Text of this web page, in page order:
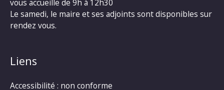
vous accueille de 9h à 12h30
Le samedi, le maire et ses adjoints sont disponibles sur
rendez vous.
Liens
Accessibilité : non conforme